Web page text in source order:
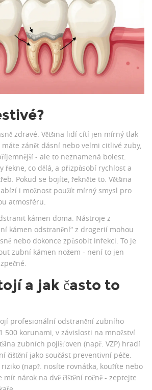
zdravé. Většina lidí cítí jen mírný tlak
zánět dásní nebo velmi citlivé zuby,
- ale to neznamená bolest.
řekne, co dělá, a přizpůsobí rychlost a
Pokud se bojíte, řekněte to. Většina
i možnost použít mírný smysl pro
atmosféru.
kámen doma. Nástroje z
kámen odstranění“ z drogerií mohou
nebo dokonce způsobit infekci. To je
zubní kámen nožem - není to jen
a jak často to
profesionální odstranění zubního
500 korunami, v závislosti na množství
zubních pojišťoven (např. VZP) hradí
čištění jako součást preventivní péče.
riziko (např. nosíte rovnátka, kouříte nebo
mít nárok na dvě čištění ročně - zeptejte